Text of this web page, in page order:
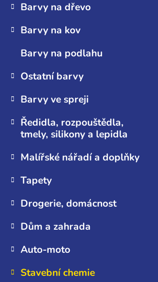
Barvy na dřevo
Barvy na kov
Barvy na podlahu
Ostatní barvy
Barvy ve spreji
Ředidla, rozpouštědla,
tmely, silikony a lepidla
Malířské nářadí a doplňky
Tapety
Drogerie, domácnost
Dům a zahrada
Auto-moto
Stavební chemie